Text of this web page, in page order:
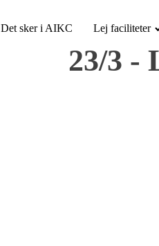
Det sker i AIKC Lej faciliteter
23/3 -